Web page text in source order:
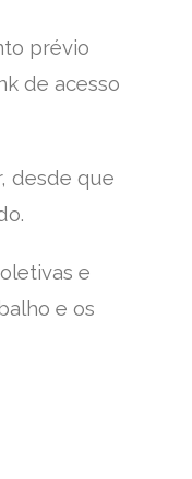
prévio
de acesso
desde que
e
e os